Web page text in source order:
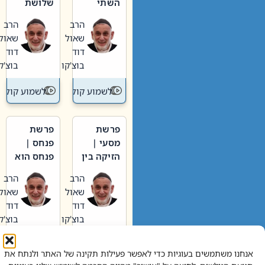
אנחנו משתמשים בעוגיות כדי לאפשר פעילות תקינה של האתר ולנתח את
וערב של
חיינו
הרב
שאול
דוד
בוצ'קו
לשמוע קול תורה – מדרש
האבות
הרב
שאול
דוד
בוצ'קו
לשמוע קול
פרשת
מסעי |
הזיקה בין
הגדול לעם הרב
שאול
דוד
בוצ'קו
לשמוע קול תורה – מדרש
פרשת
פנחס |
פנחס הוא
אליהו: בין
קנאות
הורסת
לקנאות
בונה
הרב
שאול
דוד
בוצ'קו
לשמוע קול